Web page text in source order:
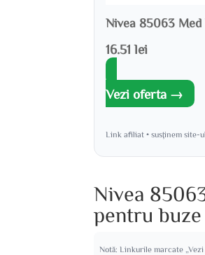
Nivea 85063 Med
16.51 lei
Vezi oferta →
Link afiliat • susținem site-
Nivea
pentru buze
Notă: Linkurile marcate